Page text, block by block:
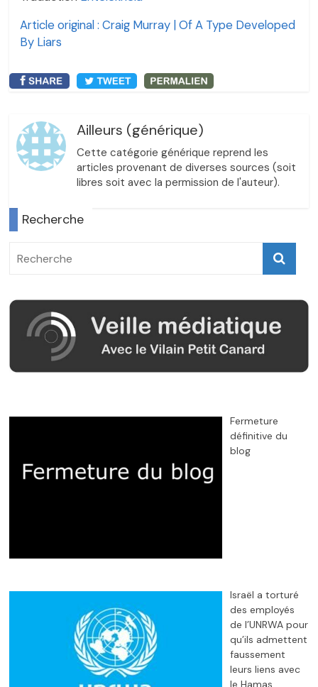
Article original : Craig Murray | Of A Type Developed
By Liars
Ailleurs (générique)
Cette catégorie générique reprend les
articles provenant de diverses sources (soit
libres soit avec la permission de l'auteur).
Recherche
Fermeture
définitive du
blog
Israël a torturé
des employés
de l’UNRWA pour
qu’ils admettent
faussement
leurs liens avec